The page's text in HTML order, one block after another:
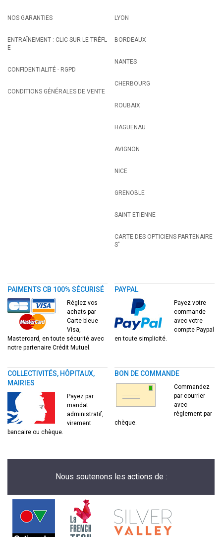
NOS GARANTIES
ENTRAÎNEMENT : CLIC SUR LE TRÈFL
E
CONFIDENTIALITÉ - RGPD
CONDITIONS GÉNÉRALES DE VENTE
LYON
BORDEAUX
NANTES
CHERBOURG
ROUBAIX
HAGUENAU
AVIGNON
NICE
GRENOBLE
SAINT ETIENNE
CARTE DES OPTICIENS PARTENAIRE
S"
PAIMENTS CB 100% SÉCURISÉ
Réglez vos
achats par
Carte bleue
Visa,
Mastercard, en toute sécurité avec
notre partenaire Crédit Mutuel.
PAYPAL
Payez votre
commande
avec votre
compte Paypal
en toute simplicité.
COLLECTIVITÉS, HÔPITAUX,
MAIRIES
Payez par
mandat
administratif,
virement
bancaire ou chèque.
BON DE COMMANDE
Commandez
par courrier
avec
règlement par
chèque.
Nous soutenons les actions de :